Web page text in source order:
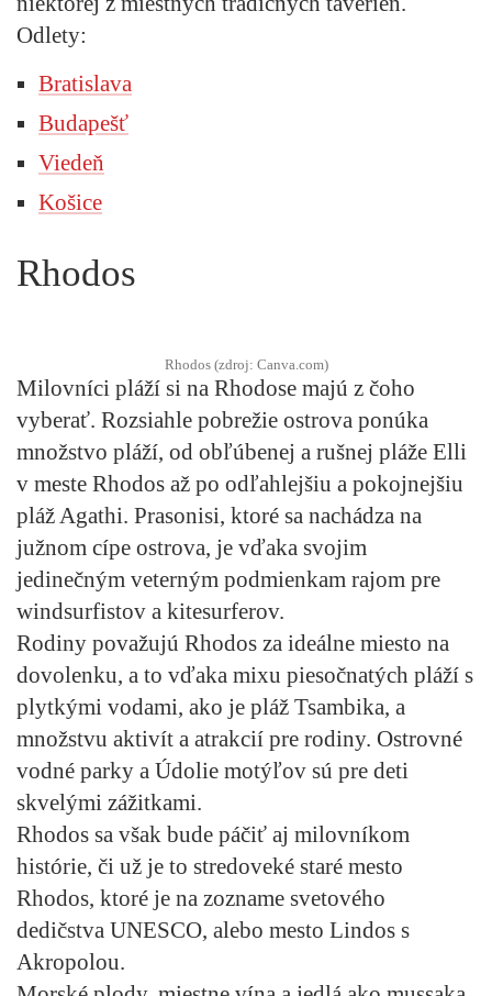
Odlety:
Bratislava
Budapešť
Viedeň
Košice
Rhodos
Rhodos (zdroj: Canva.com)
Milovníci pláží si na Rhodose majú z čoho
vyberať. Rozsiahle pobrežie ostrova ponúka
množstvo pláží, od obľúbenej a rušnej pláže Elli
v meste Rhodos až po odľahlejšiu a pokojnejšiu
pláž Agathi. Prasonisi, ktoré sa nachádza na
južnom cípe ostrova, je vďaka svojim
jedinečným veterným podmienkam rajom pre
windsurfistov a kitesurferov.
Rodiny považujú Rhodos za ideálne miesto na
dovolenku, a to vďaka mixu piesočnatých pláží s
plytkými vodami, ako je pláž Tsambika, a
množstvu aktivít a atrakcií pre rodiny. Ostrovné
vodné parky a Údolie motýľov sú pre deti
skvelými zážitkami.
Rhodos sa však bude páčiť aj milovníkom
histórie, či už je to stredoveké staré mesto
Rhodos, ktoré je na zozname svetového
dedičstva UNESCO, alebo mesto Lindos s
Akropolou.